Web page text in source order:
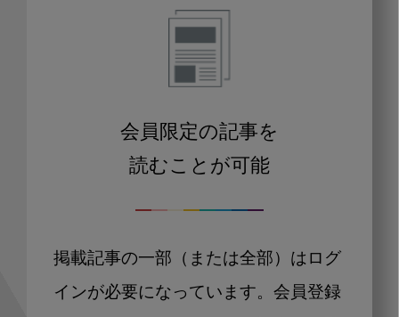
会員限定の記事を
読むことが可能
掲載記事の一部（または全部）はログ
インが必要になっています。会員登録